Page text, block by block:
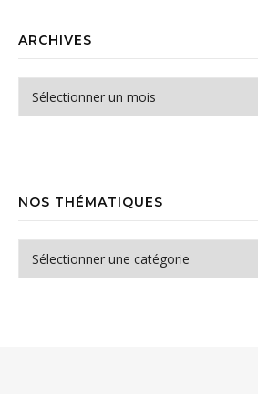
ARCHIVES
Archives
NOS THÉMATIQUES
Nos thématiques